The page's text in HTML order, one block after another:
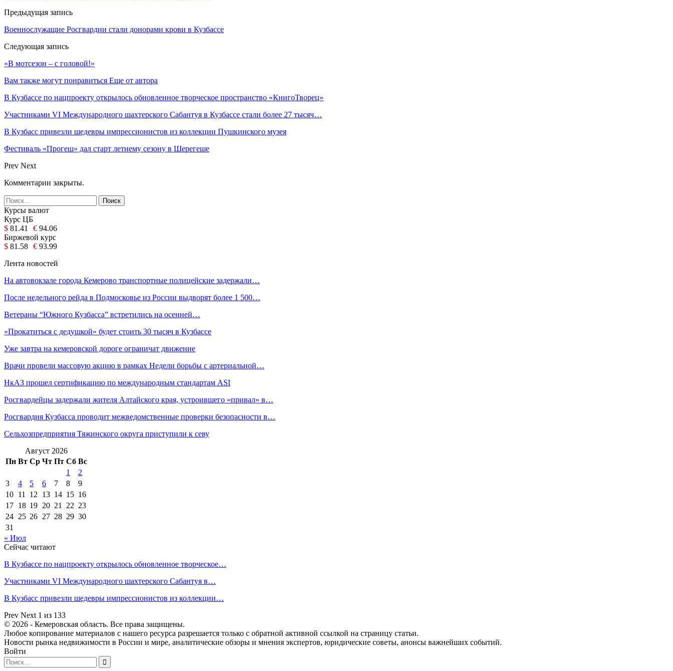
Предыдущая запись
Военнослужащие Росгвардии стали донорами крови в Кузбассе
Следующая запись
«В мотсезон – с головой!»
Вам также могут понравиться Еще от автора
В Кузбассе по нацпроекту открылось обновленное творческое пространство «КнигоТворец»
Участниками VI Международного шахтерского Сабантуя в Кузбассе стали более 27 тысяч…
В Кузбасс привезли шедевры импрессионистов из коллекции Пушкинского музея
Фестиваль «Прогеш» дал старт летнему сезону в Шерегеше
Prev Next
Комментарии закрыты.
Курсы валют
Курс ЦБ
$ 81.41 € 94.06
Биржевой курс
$ 81.58 € 93.99
Лента новостей
На автовокзале города Кемерово транспортные полицейские задержали…
После недельного рейда в Подмосковье из России выдворят более 1 500…
Ветераны “Южного Кузбасса” встретились на осенней…
«Прокатиться с дедушкой» будет стоить 30 тысяч в Кузбассе
Уже завтра на кемеровской дороге ограничат движение
Врачи провели массовую акцию в рамках Недели борьбы с артериальной…
НкАЗ прошел сертификацию по международным стандартам ASI
Росгвардейцы задержали жителя Алтайского края, устроившего «привал» в…
Росгвардия Кузбасса проводит межведомственные проверки безопасности в…
Сельхозпредприятия Тяжинского округа приступили к севу
Август 2026
Пн Вт Ср Чт Пт Сб Вс
1
2
3
4 5 6 7 8
9
10 11 12 13 14 15 16
17 18 19 20 21 22 23
24 25 26 27 28 29 30
31
« Июл
Сейчас читают
В Кузбассе по нацпроекту открылось обновленное творческое…
Участниками VI Международного шахтерского Сабантуя в…
В Кузбасс привезли шедевры импрессионистов из коллекции…
Prev Next 1 из 133
© 2026 - Кемеровская область. Все права защищены.
Любое копирование материалов с нашего ресурса разрешается только с обратной активной ссылкой на страницу статьи.
Новости рынка недвижимости в России и мире, аналитические обзоры и мнения экспертов, юридические советы, анонсы важнейших событий.
Войти